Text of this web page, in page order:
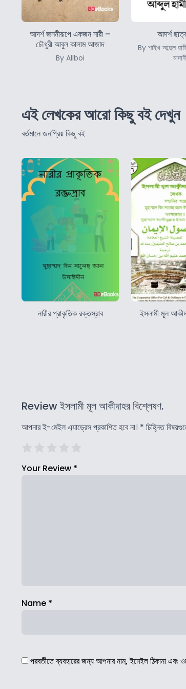
আদর্শ জননীরূপে একজন নারী –
চৌধুরী আবুল কালাম আজাদ
By Allboi
আদর্শ
By শাইখ আব্দুল
এই লেখকের আরো কিছু বই দেখুন
বর্তমানে জনপ্রিয় কিছু বই
নারীর প্রাকৃতিক রক্তস্রাব ইসলামী মূল
Review ইসলামী মূল আকীদাহর বিশ্লেষণ.
আপনার ই-মেইল এ্যাড্রেস প্রকাশিত হবে না। * চিহ্নিত
Your Review *
Name *
পরবর্তীতে ব্যবহারের জন্য আপনার নাম, ইমেইল ঠিকানা এবং